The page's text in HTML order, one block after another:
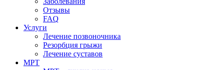
Отзывы
FAQ
Услуги
Лечение позвоночника
Резорбция грыжи
Лечение суставов
МРТ